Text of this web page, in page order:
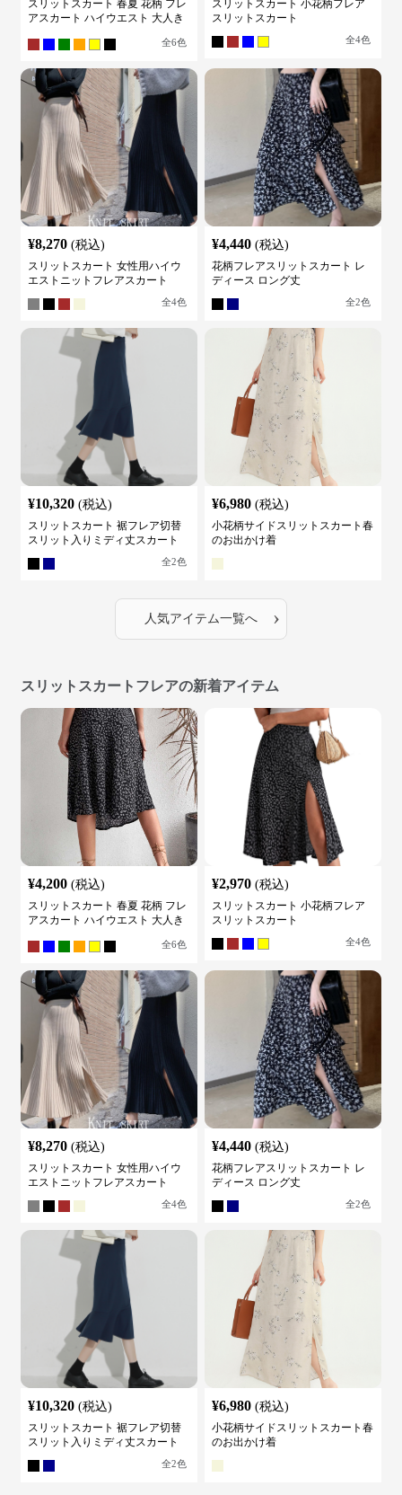
スリットスカート 春夏 花柄 フレ
アスカート ハイウエスト 大人き
全6色
スリットスカート 小花柄フレア
スリットスカート
全4色
¥8,270 (税込)
スリットスカート 女性用ハイウ
エストニットフレアスカート
全4色
¥4,440 (税込)
花柄フレアスリットスカート レ
ディース ロング丈
全2色
¥10,320 (税込)
スリットスカート 裾フレア切替
スリット入りミディ丈スカート
全2色
¥6,980 (税込)
小花柄サイドスリットスカート春
のお出かけ着
人気アイテム一覧へ ›
スリットスカートフレアの新着アイテム
¥4,200 (税込)
スリットスカート 春夏 花柄 フレ
アスカート ハイウエスト 大人き
全6色
¥2,970 (税込)
スリットスカート 小花柄フレア
スリットスカート
全4色
¥8,270 (税込)
スリットスカート 女性用ハイウ
エストニットフレアスカート
全4色
¥4,440 (税込)
花柄フレアスリットスカート レ
ディース ロング丈
全2色
¥10,320 (税込)
スリットスカート 裾フレア切替
スリット入りミディ丈スカート
全2色
¥6,980 (税込)
小花柄サイドスリットスカート春
のお出かけ着